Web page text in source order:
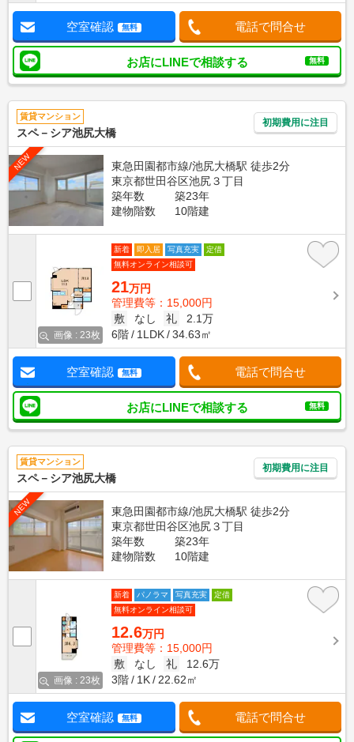
空室確認 無料 電話で問合せ
お店にLINEで相談する 無料
賃貸マンション
スペ－シア池尻大橋
初期費用に注目
NEW
東急田園都市線/池尻大橋駅 徒歩2分
東京都世田谷区池尻３丁目
築年数
築23年
建物階数
10階建
画像 : 23枚
新着 即入居 写真充実
定借
無料オンライン相談可
21万円
管理費等：15,000円
敷
なし 礼
2.1万
6階
1LDK 34.63㎡
空室確認 無料 電話で問合せ
お店にLINEで相談する 無料
賃貸マンション
スペ－シア池尻大橋
初期費用に注目
NEW
東急田園都市線/池尻大橋駅 徒歩2分
東京都世田谷区池尻３丁目
築年数
築23年
建物階数
10階建
画像 : 23枚
新着 パノラマ 写真充実
定借
無料オンライン相談可
12.6万円
管理費等：15,000円
敷
なし 礼
12.6万
3階
1K 22.62㎡
空室確認 無料 電話で問合せ